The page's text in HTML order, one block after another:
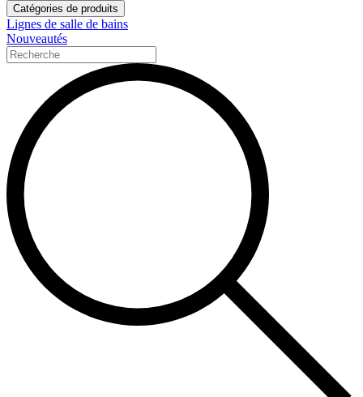
Catégories de produits
Lignes de salle de bains
Nouveautés